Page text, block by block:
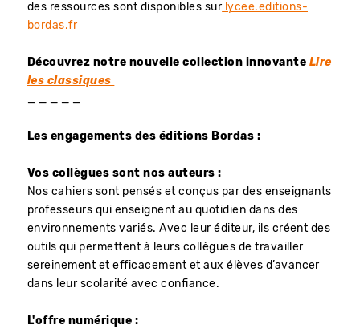
des ressources sont disponibles sur lycee.editions-
bordas.fr
Découvrez notre nouvelle collection innovante Lire
les classiques
Les engagements des éditions Bordas :
Vos collègues sont nos auteurs :
Nos cahiers sont pensés et conçus par des enseignants
professeurs qui enseignent au quotidien dans des
environnements variés. Avec leur éditeur, ils créent des
outils qui permettent à leurs collègues de travailler
sereinement et efficacement et aux élèves d’avancer
dans leur scolarité avec confiance.
L'offre numérique :